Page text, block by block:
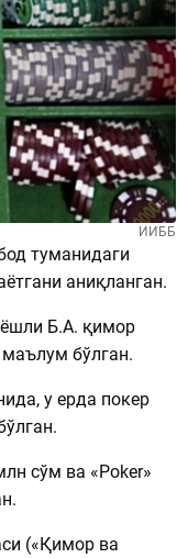
ИИББ
туманидаги
аниқланган.
Б.А. қимор
бўлган.
у ерда покер
сўм ва «Poker»
(«Қимор ва